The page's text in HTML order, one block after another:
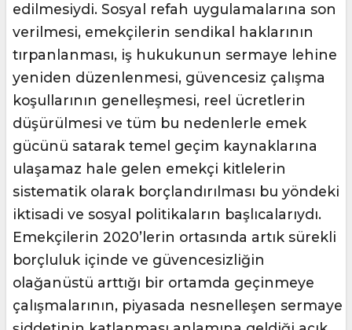
edilmesiydi. Sosyal refah uygulamalarına son
verilmesi, emekçilerin sendikal haklarının
tırpanlanması, iş hukukunun sermaye lehine
yeniden düzenlenmesi, güvencesiz çalışma
koşullarının genelleşmesi, reel ücretlerin
düşürülmesi ve tüm bu nedenlerle emek
gücünü satarak temel geçim kaynaklarına
ulaşamaz hale gelen emekçi kitlelerin
sistematik olarak borçlandırılması bu yöndeki
iktisadi ve sosyal politikaların başlıcalarıydı.
Emekçilerin 2020’lerin ortasında artık sürekli
borçluluk içinde ve güvencesizliğin
olağanüstü arttığı bir ortamda geçinmeye
çalışmalarının, piyasada nesnelleşen sermaye